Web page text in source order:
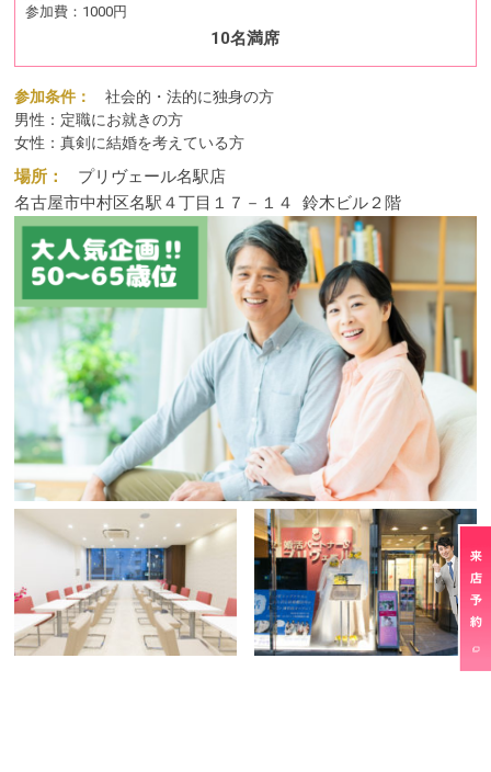
参加費： 1000円
10名満席
参加条件：
社会的・法的に独身の方
男性：定職にお就きの方
女性：真剣に結婚を考えている方
場所：
プリヴェール名駅店
名古屋市中村区名駅４丁目１７－１４
鈴木ビル２階